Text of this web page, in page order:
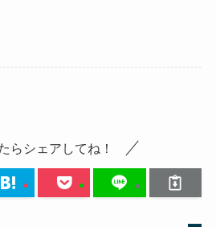
らシェアしてね！